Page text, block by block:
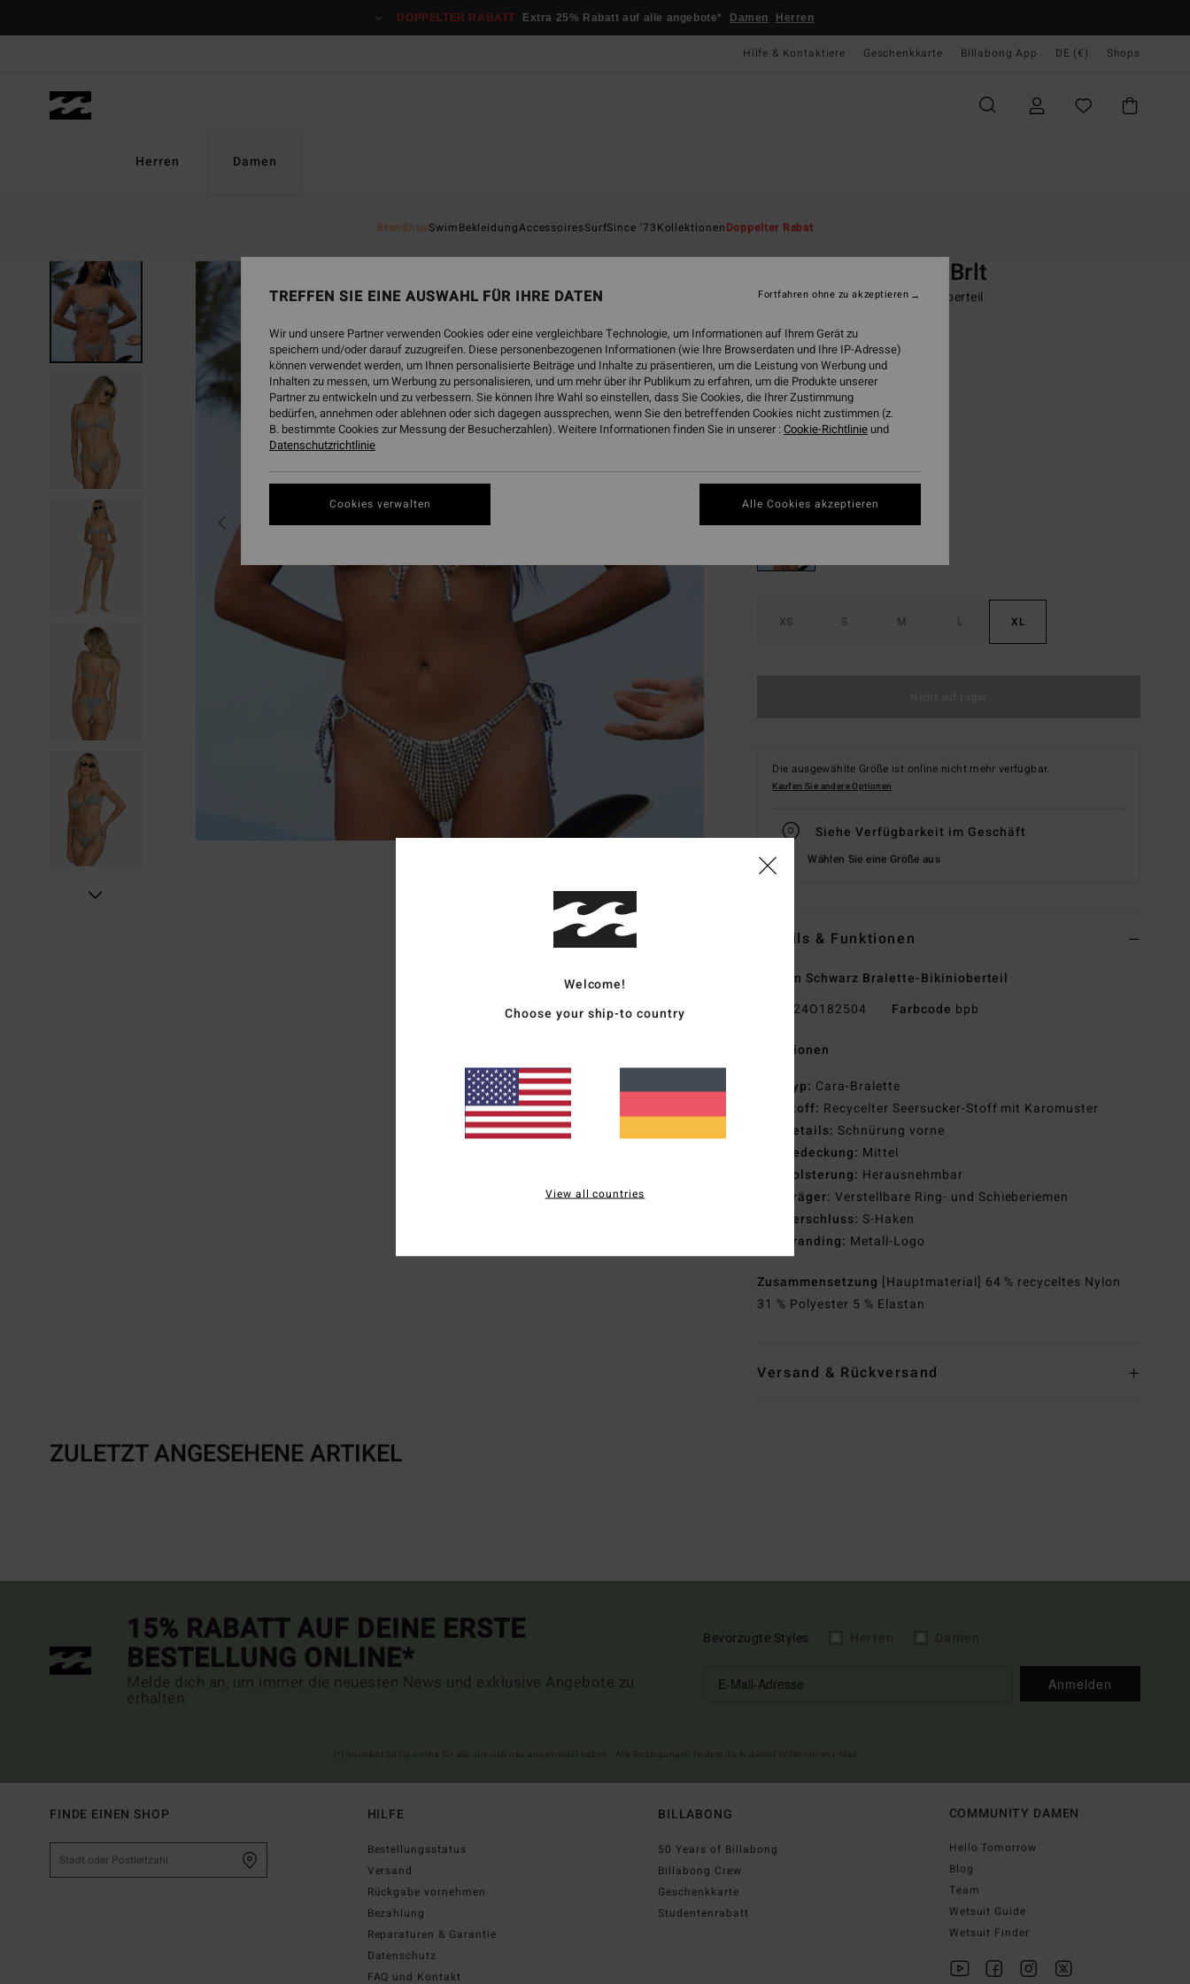
DOPPELTER RABATT Extra 25% Rabatt auf alle angebote* Damen Herren
Hilfe & Kontaktiere Geschenkkarte Billabong App DE (€) Shops
Herren Damen
BrandneuSwimBekleidungAccessoiresSurfSince '73KollektionenDoppelter Rabat
Wave Check Cara Brlt
Frauen Schwarz Bralette-Bikinioberteil
ECO-BONUS
49,95 €
63%
18,73 €
SALE
DOPPELTER RABATT EXTRA 25%
FarbeBlack Pebble
XS S M L XL
Die ausgewählte Größe ist online nicht mehr verfügbar.
Kaufen Sie andere Optionen
Siehe Verfügbarkeit im Geschäft
Wählen Sie eine Größe aus
Details & Funktionen
Frauen Schwarz Bralette-Bikinioberteil
24O182504 Farbcode bpb
Funktionen
Typ: Cara-Bralette
Stoff: Recycelter Seersucker-Stoff mit Karomuster
Details: Schnürung vorne
Bedeckung: Mittel
Polsterung: Herausnehmbar
Träger: Verstellbare Ring- und Schieberiemen
Verschluss: S-Haken
Branding: Metall-Logo
Zusammensetzung [Hauptmaterial] 64 % recyceltes Nylon
31 % Polyester 5 % Elastan
Versand & Rückversand
ZULETZT ANGESEHENE ARTIKEL
15% RABATT AUF DEINE ERSTE
BESTELLUNG ONLINE*
Melde dich an, um immer die neuesten News und exklusive Angebote zu
erhalten.
Bevorzugte Styles
Anmelden
FINDE EINEN SHOP HILFE
Bestellungsstatus
Versand
Rückgabe vornehmen
Bezahlung
Reparaturen & Garantie
Datenschutz
FAQ und Kontakt
BILLABONG
50 Years of Billabong
Billabong Crew
Geschenkkarte
Studentenrabatt
COMMUNITY DAMEN
Hello Tomorrow
Blog
Team
Wetsuit Guide
Wetsuit Finder
Welcome!
Choose your ship-to country
View all countries
TREFFEN SIE EINE AUSWAHL FÜR IHRE DATEN
Wir und unsere Partner verwenden Cookies oder eine vergleichbare Technologie, um Informationen auf Ihrem Gerät zu
speichern und/oder darauf zuzugreifen. Diese personenbezogenen Informationen (wie Ihre Browserdaten und Ihre IP-Adresse)
können verwendet werden, um Ihnen personalisierte Beiträge und Inhalte zu präsentieren, um die Leistung von Werbung und
Inhalten zu messen, um Werbung zu personalisieren, und um mehr über ihr Publikum zu erfahren, um die Produkte unserer
Partner zu entwickeln und zu verbessern. Sie können Ihre Wahl so einstellen, dass Sie Cookies, die Ihrer Zustimmung
bedürfen, annehmen oder ablehnen oder sich dagegen aussprechen, wenn Sie den betreffenden Cookies nicht zustimmen (z.
B. bestimmte Cookies zur Messung der Besucherzahlen). Weitere Informationen finden Sie in unserer :Cookie-Richtlinie und
Datenschutzrichtlinie
Cookies verwalten
Fortfahren ohne zu akzeptieren
Alle Cookies akzeptieren